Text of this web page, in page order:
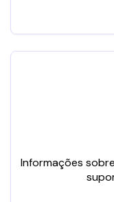
Informações